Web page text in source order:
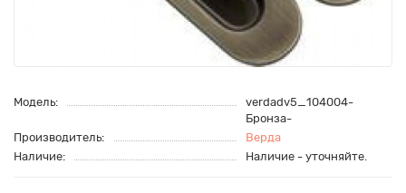
Модель:
verdadv5_104004-
Бронза-
Производитель:
Верда
Наличие:
Наличие - уточняйте.